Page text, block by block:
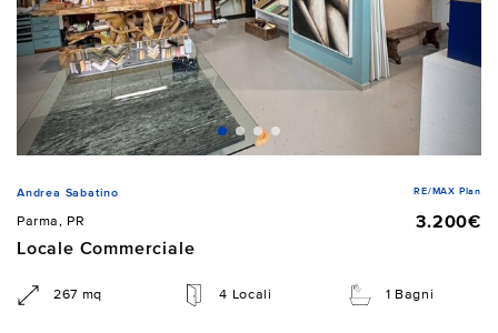
Andrea Sabatino RE/MAX Plan
Parma, PR
3.200€
Locale Commerciale
267 mq 4 Locali 1 Bagni